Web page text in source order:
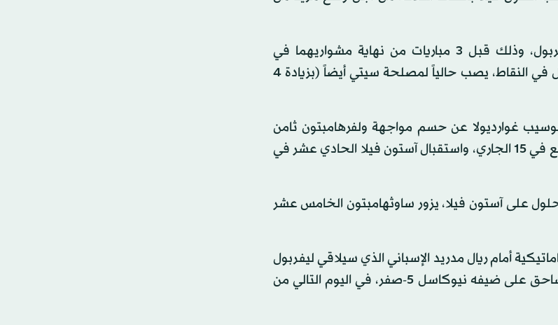
ويتصدر سيتي الترتيب مع 86 نقطة من 35 مباراة، بفارق 3 عن ليفربول، وذلك قبل 3 مباريات من نهاية مشواريهما في
«البريميرليغ» هذا الموسم، علماً بأن فارق الأهداف المعتمد بحال التعادل في النقاط، يصب حالياً لمصلحة سيتي أيضاً (بزيادة 4
الإسباني جوسيب غوارديولا عن حسم مواجهة ولفرهامبتون ثامن
الترتيب، والذي لم يفز في آخر 4 مباريات، قبل الحلول على وستهام السابع في 15 الجاري، واستقبال آستون فيلا الحادي عشر في
على آستون فيلا، يزور ساوثهامبتون الخامس عشر
أمام ريال مدريد الإسباني الذي سيلاقي ليفربول
بالذات في النهائي، تنفس سيتي الصعداء في الجولة الماضية، بفوزه الساحق على ضيفه نيوكاسل 5-صفر، في اليوم التالي من